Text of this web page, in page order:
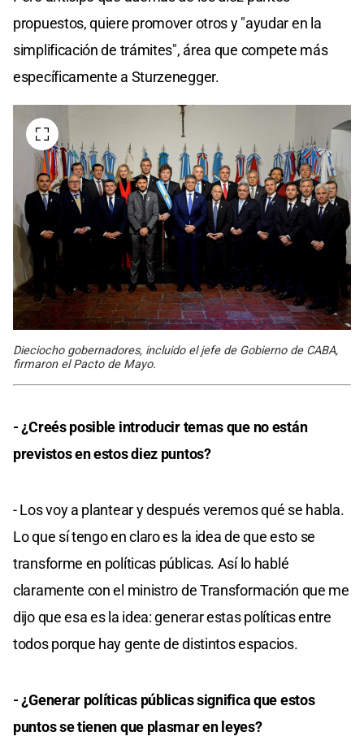
propuestos, quiere promover otros y "ayudar en la
simplificación de trámites", área que compete más
específicamente a Sturzenegger.
Dieciocho gobernadores, incluido el jefe de Gobierno de CABA,
firmaron el Pacto de Mayo.
- ¿Creés posible introducir temas que no están
previstos en estos diez puntos?
- Los voy a plantear y después veremos qué se habla.
Lo que sí tengo en claro es la idea de que esto se
transforme en políticas públicas. Así lo hablé
claramente con el ministro de Transformación que me
dijo que esa es la idea: generar estas políticas entre
todos porque hay gente de distintos espacios.
- ¿Generar políticas públicas significa que estos
puntos se tienen que plasmar en leyes?